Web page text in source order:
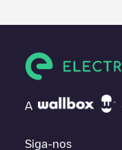
A
Siga-nos